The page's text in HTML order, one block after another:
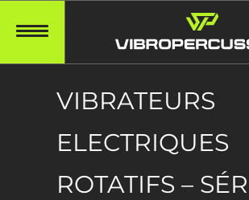
VIBRATEURS
ELECTRIQUES
ROTATIFS –